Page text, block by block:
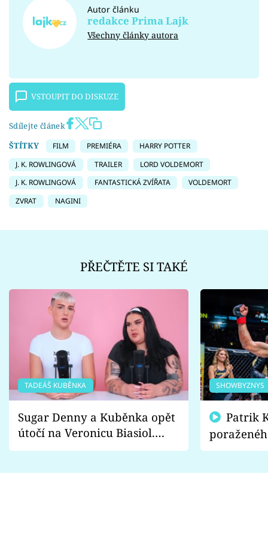
Autor článku
redakce Prima Lajk
Všechny články autora
VSTOUPIT DO DISKUZE
Sdílejte článek
ŠTÍTKY
FILM PREMIÉRA
HARRY POTTER
J. K. ROWLINGOVÁ
TRAILER
LORD VOLDEMORT
J. K. ROWLINGOVÁ
FANTASTICKÁ ZVÍŘATA
VOLDEMORT
ZVRAT
NAGINI
PŘEČTĚTE SI TAKÉ
TADEÁŠ KUBĚNKA
Sugar Denny a Kuběnka opět
útočí na Veronicu Biasiol.
Proč je podle nich falešná a
SHOWBYZNYS
fanoušci